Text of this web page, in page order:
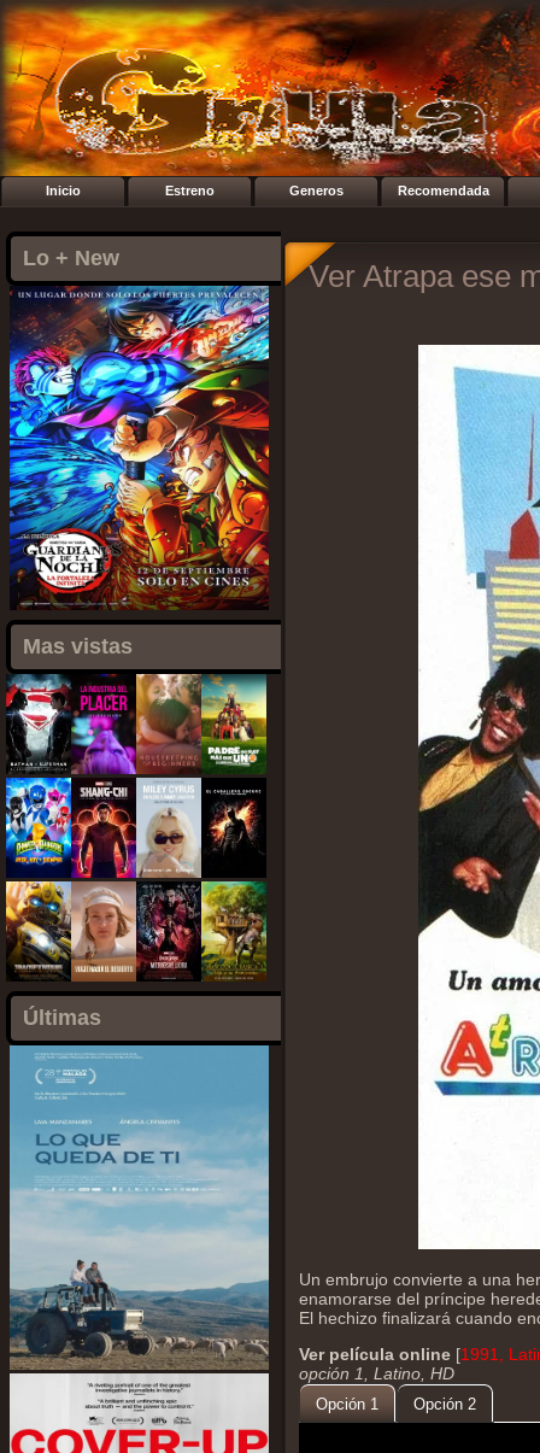
Inicio Estreno Generos Recomendada
Lo + New
Mas vistas
Últimas
Ver Atrapa ese
Un embrujo convierte a una
enamorarse del príncipe
El hechizo finalizará cuando
Ver película online [1991,
opción 1, Latino, HD
Opción 1 Opción 2